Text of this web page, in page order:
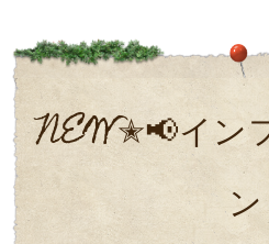
NEW✭📢イン
ン